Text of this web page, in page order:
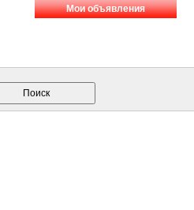
Мои объявления